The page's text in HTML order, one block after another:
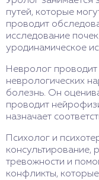
путей, которые
проводит
исследование
уродинамическое
Невролог проводит
неврологических
болезнь. Он
проводит
назначает
Психолог и
консультирование,
тревожности и
конфликты,